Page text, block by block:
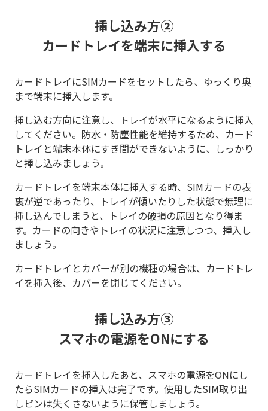
挿し込み方②
カードトレイを端末に挿入する
カードトレイにSIMカードをセットしたら、ゆっくり奥
まで端末に挿入します。
挿し込む方向に注意し、トレイが水平になるように挿入
してください。防水・防塵性能を維持するため、カード
トレイと端末本体にすき間ができないように、しっかり
と挿し込みましょう。
カードトレイを端末本体に挿入する時、SIMカードの表
裏が逆であったり、トレイが傾いたりした状態で無理に
挿し込んでしまうと、トレイの破損の原因となり得ま
す。カードの向きやトレイの状況に注意しつつ、挿入し
ましょう。
カードトレイとカバーが別の機種の場合は、カードトレ
イを挿入後、カバーを閉じてください。
挿し込み方③
スマホの電源をONにする
カードトレイを挿入したあと、スマホの電源をONにし
たらSIMカードの挿入は完了です。使用したSIM取り出
しピンは失くさないように保管しましょう。